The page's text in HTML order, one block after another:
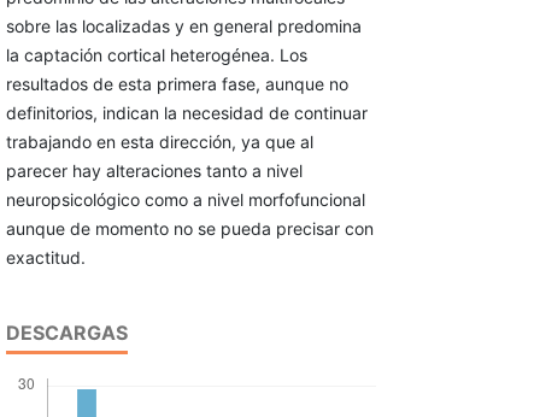
sobre las localizadas y en general predomina
la captación cortical heterogénea. Los
resultados de esta primera fase, aunque no
definitorios, indican la necesidad de continuar
trabajando en esta dirección, ya que al
parecer hay alteraciones tanto a nivel
neuropsicológico como a nivel morfofuncional
aunque de momento no se pueda precisar con
exactitud.
DESCARGAS